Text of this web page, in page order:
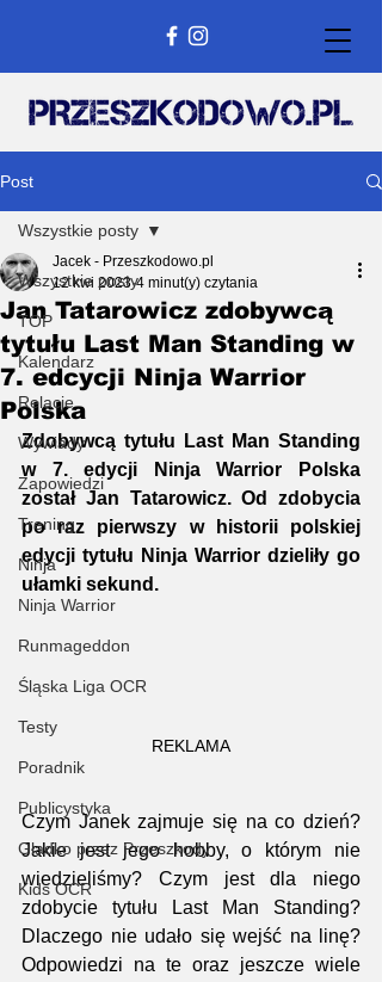
Post
Wszystkie posty
TOP
Kalendarz
Relacje
Wywiady
Zapowiedzi
Trening
Ninja
Ninja Warrior
Runmageddon
Śląska Liga OCR
Testy
Poradnik
Publicystyka
Gładko przez Przeszkody
Kids OCR
Wszystkie posty
Jan Tatarowicz zdobywcą
tytułu Last Man Standing w
7. edcycji Ninja Warrior
Polska
Jacek - Przeszkodowo.pl
12 kwi 2023 4 minut(y) czytania
Zdobywcą tytułu Last Man Standing
w 7. edycji Ninja Warrior Polska
został Jan Tatarowicz. Od zdobycia
po raz pierwszy w historii polskiej
edycji tytułu Ninja Warrior dzieliły go
ułamki sekund.
REKLAMA
Czym Janek zajmuje się na co dzień?
Jakie jest jego hobby, o którym nie
wiedzieliśmy? Czym jest dla niego
zdobycie tytułu Last Man Standing?
Dlaczego nie udało się wejść na linę?
Odpowiedzi na te oraz jeszcze wiele